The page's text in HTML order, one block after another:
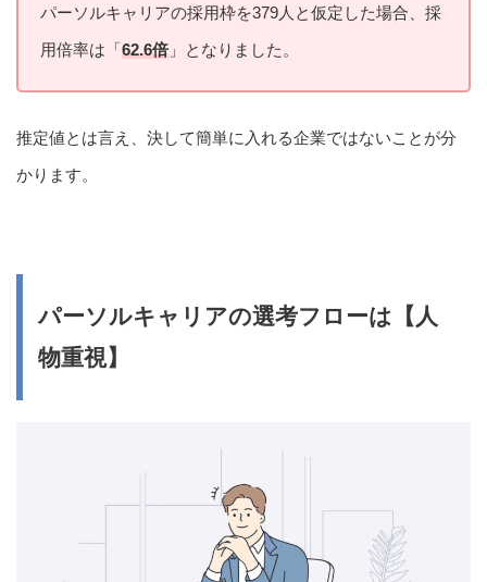
パーソルキャリアの採用枠を379人と仮定した場合、採
用倍率は「62.6倍 」となりました。
推定値とは言え、決して簡単に入れる企業ではないことが分
かります。
パーソルキャリアの選考フローは【人
物重視】